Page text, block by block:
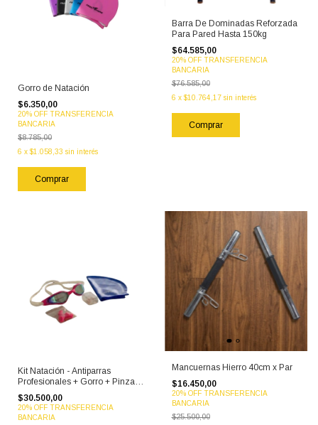
Gorro de Natación
$6.350,00
20% OFF TRANSFERENCIA
BANCARIA
$8.785,00
6 x $1.058,33 sin interés
Barra De Dominadas Reforzada
Para Pared Hasta 150kg
$64.585,00
20% OFF TRANSFERENCIA
BANCARIA
$76.585,00
6 x $10.764,17 sin interés
Kit Natación - Antiparras
Profesionales + Gorro + Pinza
$30.500,00
20% OFF TRANSFERENCIA
BANCARIA
Mancuernas Hierro 40cm x Par
$16.450,00
20% OFF TRANSFERENCIA
BANCARIA
$25.500,00